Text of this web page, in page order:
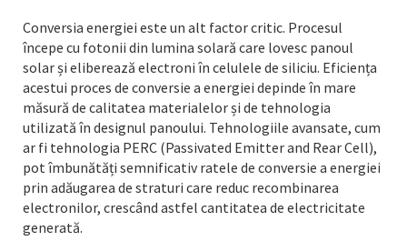
Conversia energiei este un alt factor critic. Procesul
începe cu fotonii din lumina solară care lovesc panoul
solar și eliberează electroni în celulele de siliciu. Eficiența
acestui proces de conversie a energiei depinde în mare
măsură de calitatea materialelor și de tehnologia
utilizată în designul panoului. Tehnologiile avansate, cum
ar fi tehnologia PERC (Passivated Emitter and Rear Cell),
pot îmbunătăți semnificativ ratele de conversie a energiei
prin adăugarea de straturi care reduc recombinarea
electronilor, crescând astfel cantitatea de electricitate
generată.